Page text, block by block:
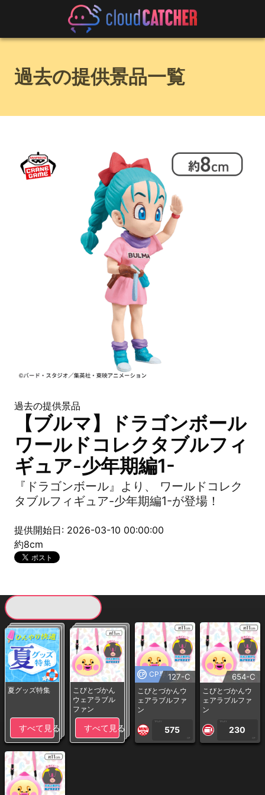
過去の提供景品一覧
過去の提供景品
【ブルマ】ドラゴンボール
ワールドコレクタブルフィ
ギュア-少年期編1-
『ドラゴンボール』より、 ワールドコレク
タブルフィギュア-少年期編1-が登場！
提供開始日: 2026-03-10 00:00:00
約8cm
夏グッズ特集
すべて見る
こびとづかん
ウェアラブル
ファン
すべて見る
CP専用127-C
こびとづかんウ
ェアラブルファ
ン
1PLAY
575
CP
654-C
こびとづかんウ
ェアラブルファ
ン
1PLAY
230
CP